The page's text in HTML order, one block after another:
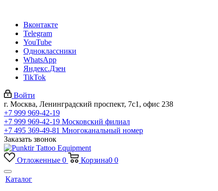
Вконтакте
Telegram
YouTube
Одноклассники
WhatsApp
Яндекс.Дзен
TikTok
Войти
г. Москва, Ленинградский проспект, 7с1, офис 238
+7 999 969-42-19
+7 999 969-42-19 Московский филиал
+7 495 369-49-81 Многоканальный номер
Заказать звонок
Отложенные 0 Корзина0 0
Каталог